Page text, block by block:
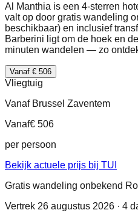
Al Manthia is een 4-sterren
valt op door gratis wandeling
beschikbaar) en inclusief
Barberini ligt om de hoek en
minuten wandelen — zo
Vanaf € 506
Vliegtuig
Vanaf Brussel Zaventem
Vanaf€ 506
per persoon
Bekijk actuele prijs bij TUI
Gratis wandeling onbekend
Vertrek 26 augustus 2026 · 4